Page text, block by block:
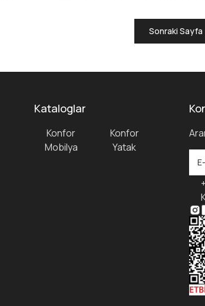
Sonraki Sayfa
Kataloglar
Konfor
Mobilya
Konfor
Yatak